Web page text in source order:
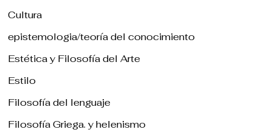
Cultura
epistemologia/teoría del conocimiento
Estética y Filosofía del Arte
Estilo
Filosofía del lenguaje
Filosofía Griega. y helenismo